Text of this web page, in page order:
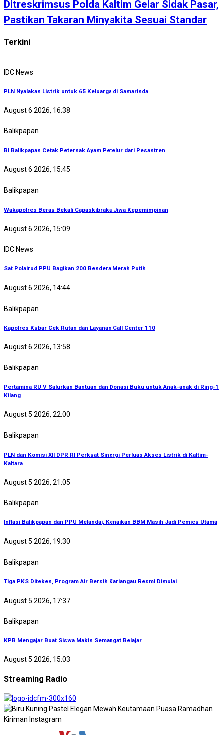
Ditreskrimsus Polda Kaltim Gelar Sidak Pasar,
Pastikan Takaran Minyakita Sesuai Standar
Terkini
IDC News
PLN Nyalakan Listrik untuk 65 Keluarga di Samarinda
August 6 2026, 16:38
Balikpapan
BI Balikpapan Cetak Peternak Ayam Petelur dari Pesantren
August 6 2026, 15:45
Balikpapan
Wakapolres Berau Bekali Capaskibraka Jiwa Kepemimpinan
August 6 2026, 15:09
IDC News
Sat Polairud PPU Bagikan 200 Bendera Merah Putih
August 6 2026, 14:44
Balikpapan
Kapolres Kubar Cek Rutan dan Layanan Call Center 110
August 6 2026, 13:58
Balikpapan
Pertamina RU V Salurkan Bantuan dan Donasi Buku untuk Anak-anak di Ring-1
Kilang
August 5 2026, 22:00
Balikpapan
PLN dan Komisi XII DPR RI Perkuat Sinergi Perluas Akses Listrik di Kaltim-
Kaltara
August 5 2026, 21:05
Balikpapan
Inflasi Balikpapan dan PPU Melandai, Kenaikan BBM Masih Jadi Pemicu Utama
August 5 2026, 19:30
Balikpapan
Tiga PKS Diteken, Program Air Bersih Kariangau Resmi Dimulai
August 5 2026, 17:37
Balikpapan
KPB Mengajar Buat Siswa Makin Semangat Belajar
August 5 2026, 15:03
Streaming Radio